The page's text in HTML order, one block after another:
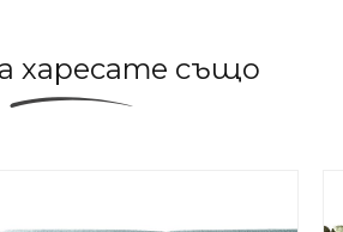
харесате също